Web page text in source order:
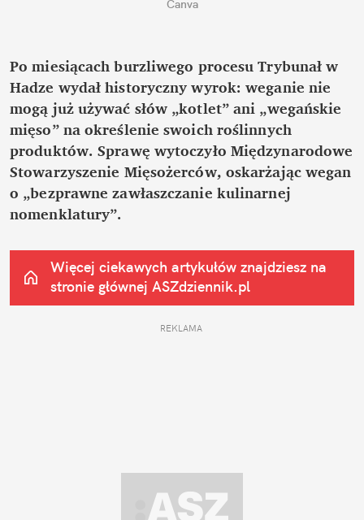
Canva
Po miesiącach burzliwego procesu Trybunał w
Hadze wydał historyczny wyrok: weganie nie
mogą już używać słów „kotlet” ani „wegańskie
mięso” na określenie swoich roślinnych
produktów. Sprawę wytoczyło Międzynarodowe
Stowarzyszenie Mięsożerców, oskarżając wegan
o „bezprawne zawłaszczanie kulinarnej
nomenklatury”.
Więcej ciekawych artykułów znajdziesz na
stronie głównej ASZdziennik.pl
REKLAMA